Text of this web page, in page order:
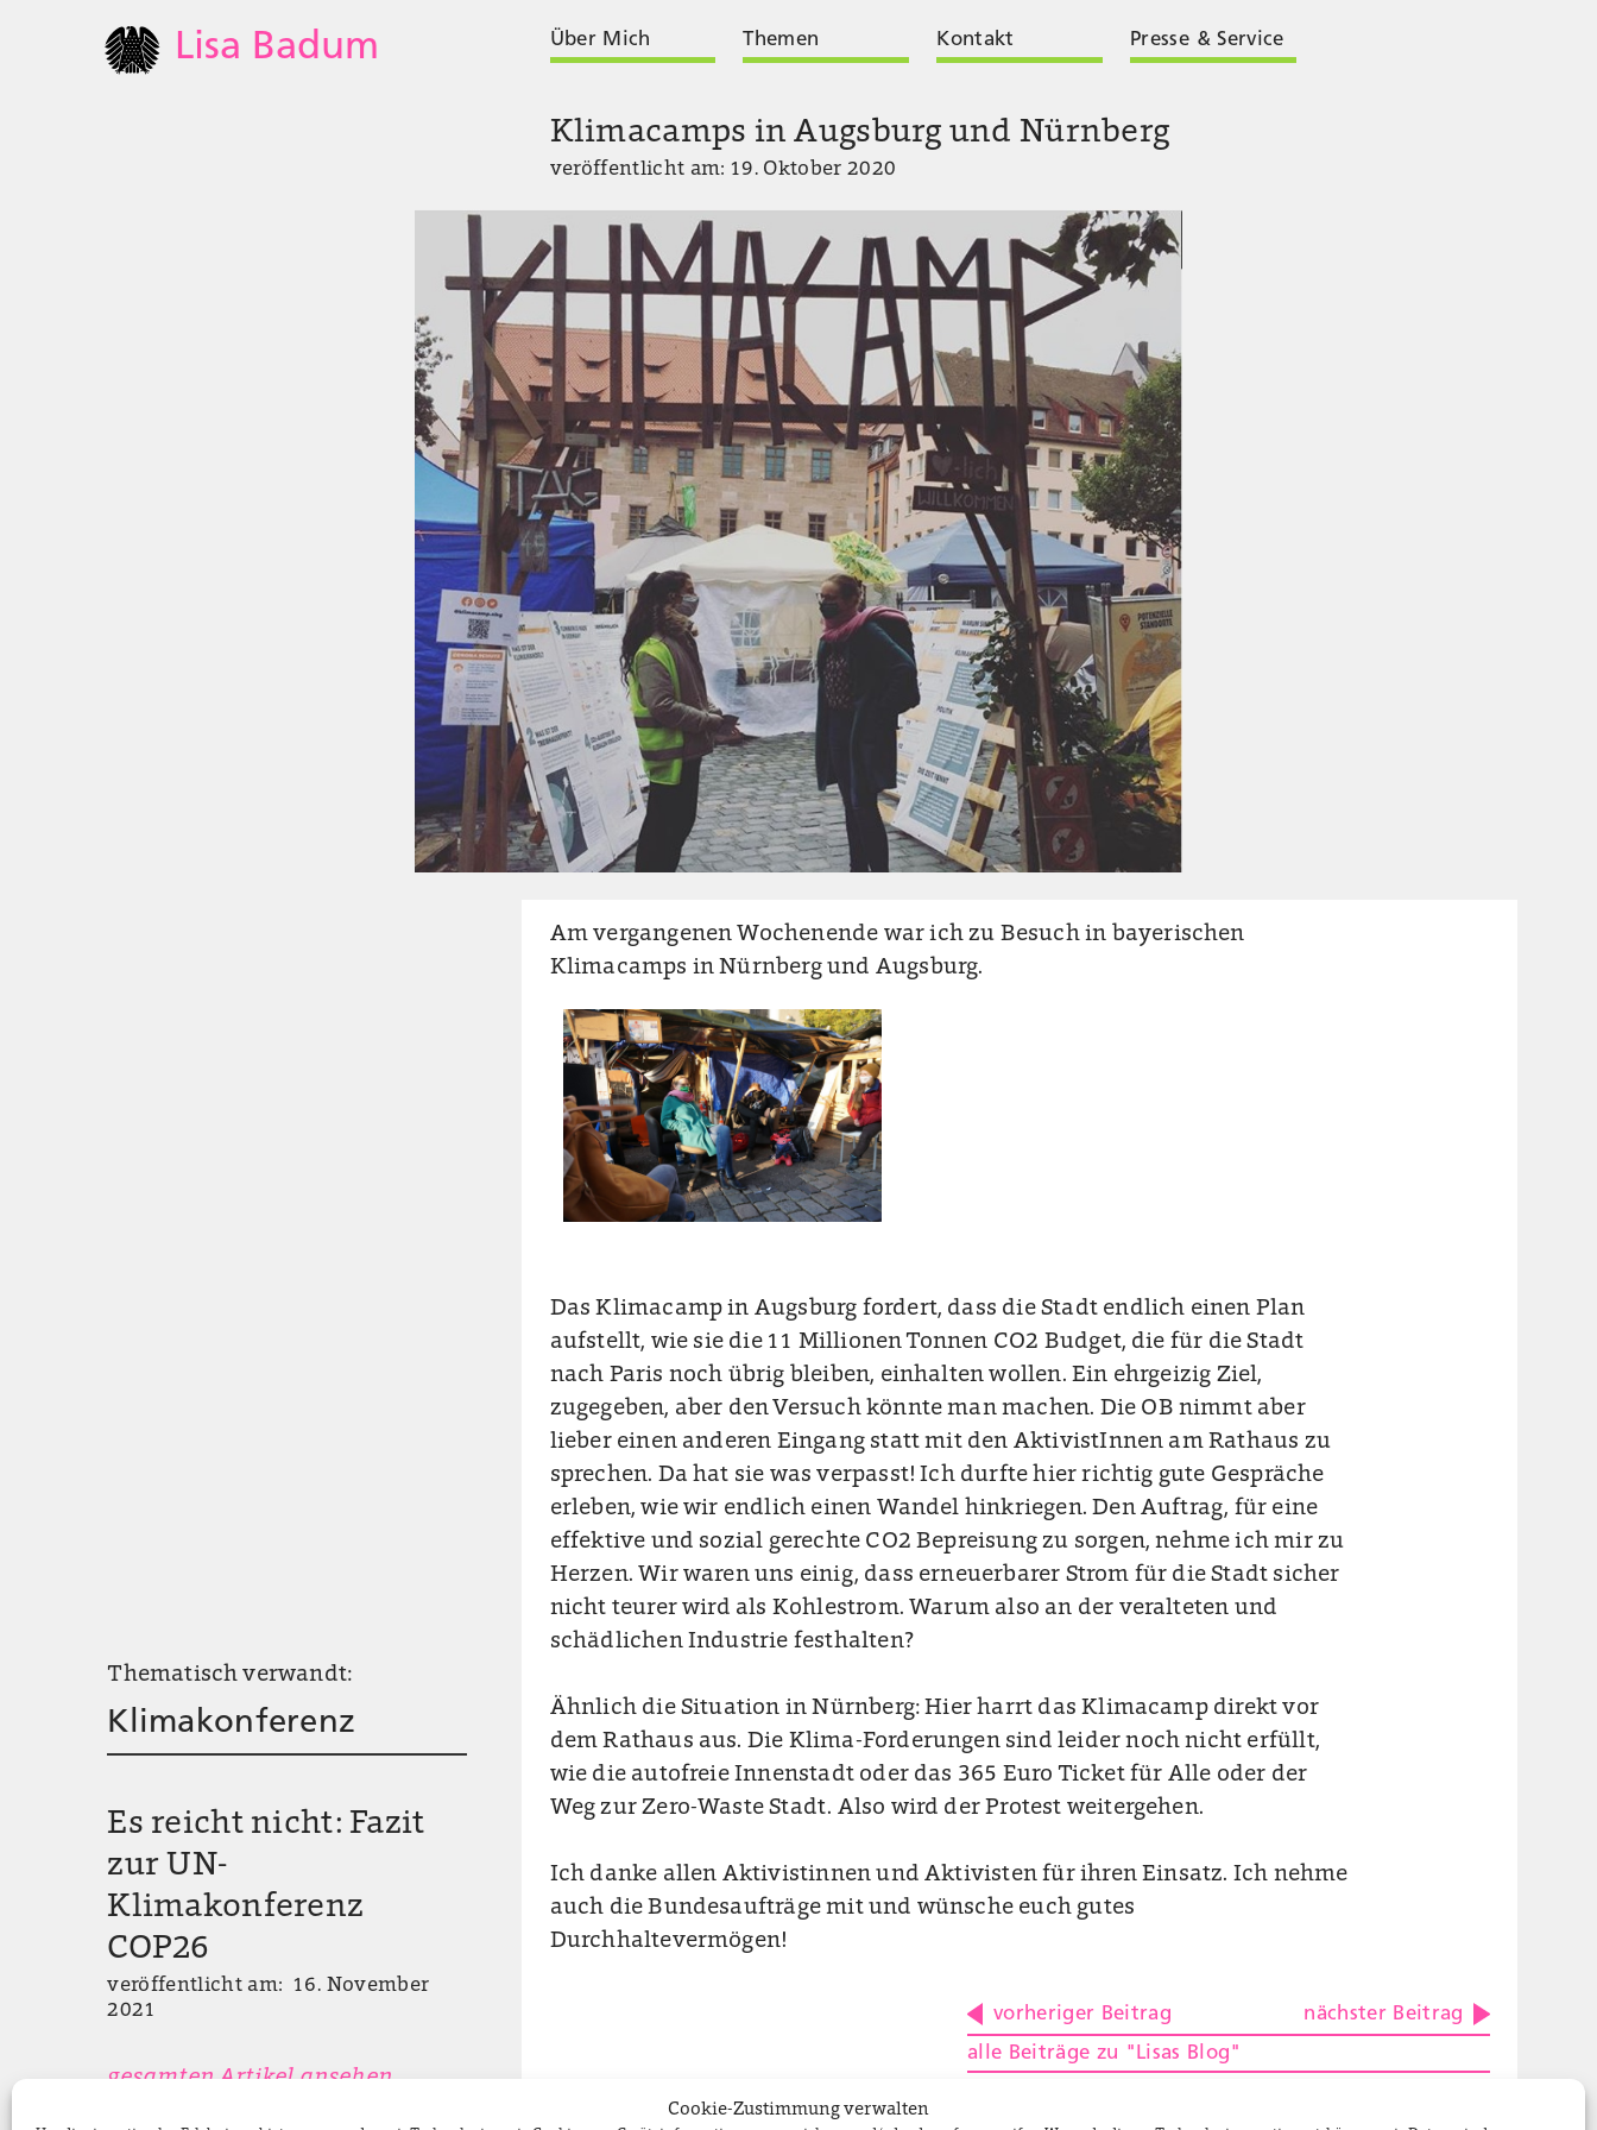
Cookie-Zustimmung verwalten
Lisa Badum Über Mich Themen Kontakt Presse & Service
Klimacamps in Augsburg und Nürnberg
veröffentlicht am: 19. Oktober 2020
Thematisch verwandt:
Klimakonferenz
Es reicht nicht: Fazit
zur UN-
Klimakonferenz
COP26
veröffentlicht am: 16. November
2021
gesamten Artikel ansehen
Am vergangenen Wochenende war ich zu Besuch in bayerischen
Klimacamps in Nürnberg und Augsburg.
Das Klimacamp in Augsburg fordert, dass die Stadt endlich einen Plan
aufstellt, wie sie die 11 Millionen Tonnen CO2 Budget, die für die Stadt
nach Paris noch übrig bleiben, einhalten wollen. Ein ehrgeizig Ziel,
zugegeben, aber den Versuch könnte man machen. Die OB nimmt aber
lieber einen anderen Eingang statt mit den AktivistInnen am Rathaus zu
sprechen. Da hat sie was verpasst! Ich durfte hier richtig gute Gespräche
erleben, wie wir endlich einen Wandel hinkriegen. Den Auftrag, für eine
effektive und sozial gerechte CO2 Bepreisung zu sorgen, nehme ich mir zu
Herzen. Wir waren uns einig, dass erneuerbarer Strom für die Stadt sicher
nicht teurer wird als Kohlestrom. Warum also an der veralteten und
schädlichen Industrie festhalten?
Ähnlich die Situation in Nürnberg: Hier harrt das Klimacamp direkt vor
dem Rathaus aus. Die Klima-Forderungen sind leider noch nicht erfüllt,
wie die autofreie Innenstadt oder das 365 Euro Ticket für Alle oder der
Weg zur Zero-Waste Stadt. Also wird der Protest weitergehen.
Ich danke allen Aktivistinnen und Aktivisten für ihren Einsatz. Ich nehme
auch die Bundesaufträge mit und wünsche euch gutes
Durchhaltevermögen!
vorheriger Beitrag
nächster Beitrag
alle Beiträge zu "Lisas Blog"